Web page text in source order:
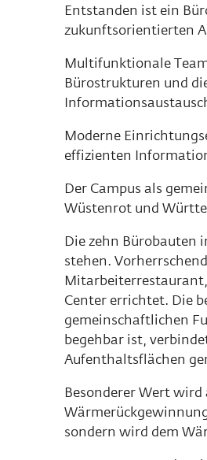
Entstanden ist ein
zukunftsorientierten
Multifunktionale
Bürostrukturen und
Moderne
effizienten
Der Campus als
Wüstenrot und
Die zehn Bürobauten
stehen.
Mitarbeiterrestaurant,
Center errichtet. Die
gemeinschaftlichen
begehbar ist,
Aufenthaltsflächen
Besonderer Wert
sondern wird dem